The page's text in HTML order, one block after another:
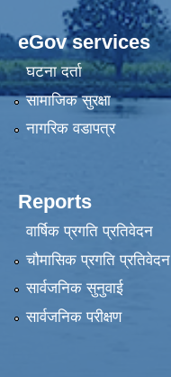
eGov services
घटना दर्ता
सामाजिक सुरक्षा
नागरिक वडापत्र
Reports
वार्षिक प्रगति प्रतिवेदन
चौमासिक प्रगति प्रतिवेदन
सार्वजनिक सुनुवाई
सार्वजनिक परीक्षण